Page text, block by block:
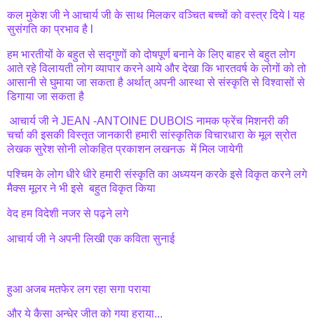
कल मुकेश जी ने आचार्य जी के साथ मिलकर वञ्चित बच्चों को वस्त्र दिये l यह
सुसंगति का प्रभाव है l
हम भारतीयों के बहुत से सद्गुणों को दोषपूर्ण बनाने के लिए बाहर से बहुत लोग
आते रहे विलायती लोग व्यापार करने आये और देखा कि भारतवर्ष के लोगों को तो
आसानी से घुमाया जा सकता है अर्थात् अपनी आस्था से संस्कृति से विश्वासों से
डिगाया जा सकता है
आचार्य जी ने JEAN -ANTOINE DUBOIS नामक फ्रेंच मिशनरी की
चर्चा की इसकी विस्तृत जानकारी हमारी सांस्कृतिक विचारधारा के मूल स्रोत
लेखक सुरेश सोनी लोकहित प्रकाशन लखनऊ में मिल जायेगी
पश्चिम के लोग धीरे धीरे हमारी संस्कृति का अध्ययन करके इसे विकृत करने लगे
मैक्स मूलर ने भी इसे बहुत विकृत किया
वेद हम विदेशी नजर से पढ़ने लगे
आचार्य जी ने अपनी लिखी एक कविता सुनाई
हुआ अजब मतफेर लग रहा सगा पराया
और ये कैसा अन्धेर जीत को गया हराया...